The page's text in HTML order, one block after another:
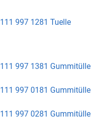
111 997 1281 Tuelle
111 997 1381 Gummitülle
111 997 0181 Gummitülle
111 997 0281 Gummitülle